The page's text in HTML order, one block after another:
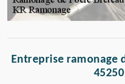
Entreprise ramonage
45250